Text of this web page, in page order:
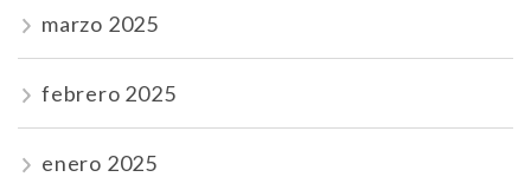
marzo 2025
febrero 2025
enero 2025